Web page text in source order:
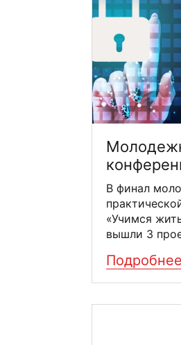
В финал
«Учимся
вышли 3
Подробнее